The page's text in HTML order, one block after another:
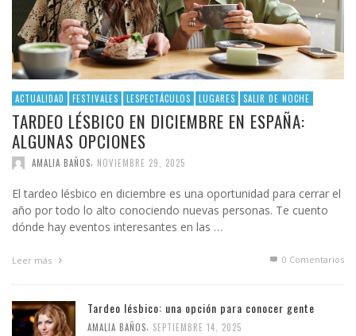
ACTUALIDAD FESTIVALES LESPECTÁCULOS LUGARES SALIR DE NOCHE
TARDEO LÉSBICO EN DICIEMBRE EN ESPAÑA:
ALGUNAS OPCIONES
AMALIA BAÑOS NOVIEMBRE 29, 2025
El tardeo lésbico en diciembre es una oportunidad para cerrar el
año por todo lo alto conociendo nuevas personas. Te cuento
dónde hay eventos interesantes en las …
Leer más 0 Comentarios
Tardeo lésbico: una opción para conocer gente
AMALIA BAÑOS SEPTIEMBRE 14, 2025